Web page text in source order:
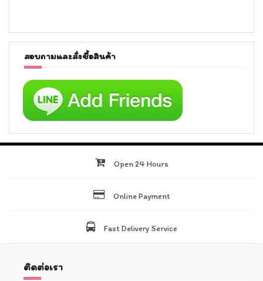
สอบถามและสั่งซื้อสินค้า
Open 24 Hours
Online Payment
Fast Delivery Service
ติดต่อเรา